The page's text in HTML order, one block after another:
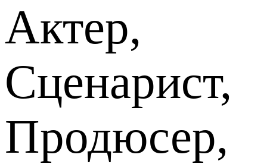
Актер,
Сценарист,
Продюсер,